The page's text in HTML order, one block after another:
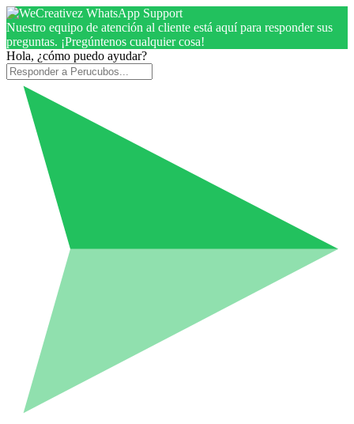
Nuestro equipo de atención al cliente está aquí para responder sus
preguntas. ¡Pregúntenos cualquier cosa!
Hola, ¿cómo puedo ayudar?